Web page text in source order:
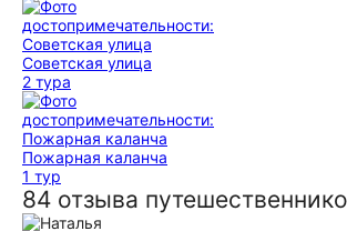
Советская улица
2 тура
Пожарная каланча
1 тур
84 отзыва